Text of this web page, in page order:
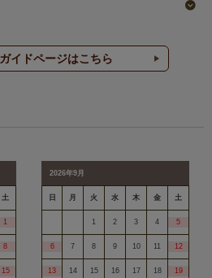
イドページはこちら
土
1
8
15
2026年9月
日 月 火 水 木 金 土
1 2 3 4 5
6 7 8 9 10 11 12
13 14 15 16 17 18 19